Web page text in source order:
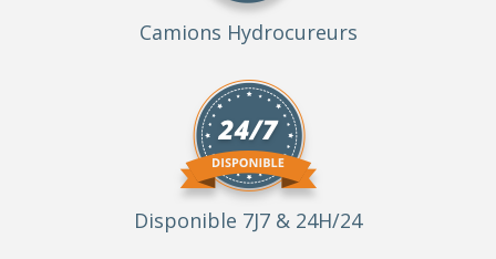
Camions Hydrocureurs
Disponible 7J7 & 24H/24